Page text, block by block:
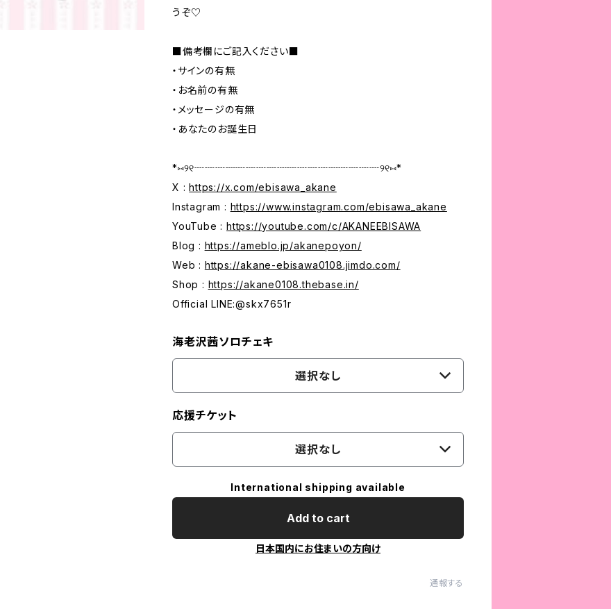
うぞ♡
■備考欄にご記入ください■
・サインの有無
・お名前の有無
・メッセージの有無
・あなたのお誕生日
*⑅︎୨୧┈┈┈┈┈┈┈┈┈┈┈┈┈┈┈┈┈┈୨୧⑅︎*
X :https://x.com/ebisawa_akane
Instagram : https://www.instagram.com/ebisawa_akane
YouTube :https://youtube.com/c/AKANEEBISAWA
Blog : https://ameblo.jp/akanepoyon/
Web : https://akane-ebisawa0108.jimdo.com/
Shop : https://akane0108.thebase.in/
Official LINE:@skx7651r
海老沢茜ソロチェキ
選択なし
応援チケット
選択なし
International shipping available
Add to cart
日本国内にお住まいの方向け
通報する